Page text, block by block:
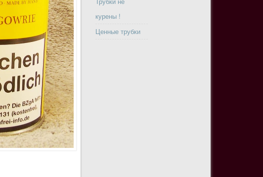
курены !
Ценные трубки